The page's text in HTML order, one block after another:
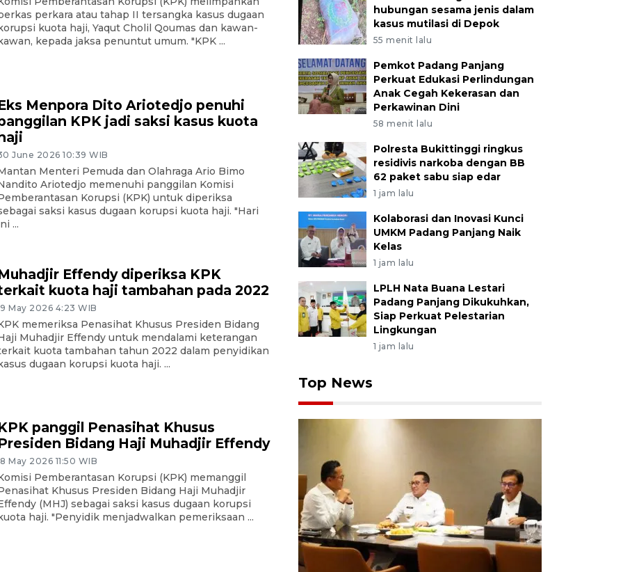
perkara atau tahap II tersangka kasus dugaan
kuota haji, Yaqut Cholil Qoumas dan kawan-
kepada jaksa penuntut umum. "KPK ...
Menpora Dito Ariotedjo penuhi
KPK jadi saksi kasus kuota
June 2026 10:39 WIB
Menteri Pemuda dan Olahraga Ario Bimo
Ariotedjo memenuhi panggilan Komisi
Korupsi (KPK) untuk diperiksa
saksi kasus dugaan korupsi kuota haji. "Hari
...
Effendy diperiksa KPK
kuota haji tambahan pada 2022
May 2026 4:23 WIB
memeriksa Penasihat Khusus Presiden Bidang
Muhadjir Effendy untuk mendalami keterangan
kuota tambahan tahun 2022 dalam penyidikan
dugaan korupsi kuota haji. ...
panggil Penasihat Khusus
Bidang Haji Muhadjir Effendy
May 2026 11:50 WIB
Pemberantasan Korupsi (KPK) memanggil
Khusus Presiden Bidang Haji Muhadjir
(MHJ) sebagai saksi kasus dugaan korupsi
haji. "Penyidik menjadwalkan pemeriksaan ...
hubungan sesama jenis dalam
kasus mutilasi di Depok
55 menit lalu
Pemkot Padang Panjang
Perkuat Edukasi Perlindungan
Anak Cegah Kekerasan dan
Perkawinan Dini
58 menit lalu
Polresta Bukittinggi ringkus
residivis narkoba dengan BB
62 paket sabu siap edar
1 jam lalu
Kolaborasi dan Inovasi Kunci
UMKM Padang Panjang Naik
Kelas
1 jam lalu
LPLH Nata Buana Lestari
Padang Panjang Dikukuhkan,
Siap Perkuat Pelestarian
Lingkungan
1 jam lalu
Top News